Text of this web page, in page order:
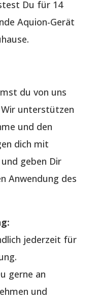
Du für 14
Aquion-Gerät
du von uns
unterstützen
und den
dich mit
geben Dir
Anwendung des
jederzeit für
gerne an
und